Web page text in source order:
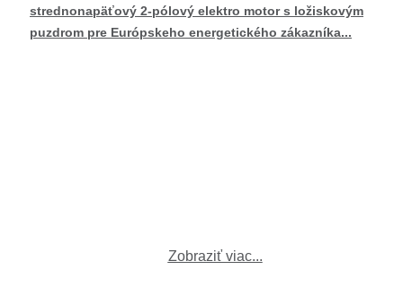
strednonapäťový 2-pólový elektro motor s ložiskovým
puzdrom pre Európskeho energetického zákazníka...
Zobraziť viac...